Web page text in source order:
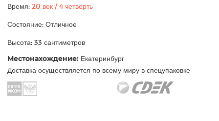
Время: 20 век / 4 четверть
Состояние: Отличное
Высота: 33 сантиметров
Местонахождение: Екатеринбург
Доставка осуществляется по всему миру в спецупаковке